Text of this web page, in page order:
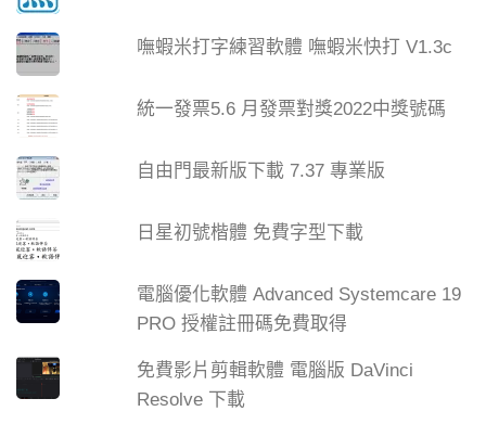
嘸蝦米打字練習軟體 嘸蝦米快打 V1.3c
統一發票5.6 月發票對獎2022中獎號碼
自由門最新版下載 7.37 專業版
日星初號楷體 免費字型下載
電腦優化軟體 Advanced Systemcare 19
PRO 授權註冊碼免費取得
免費影片剪輯軟體 電腦版 DaVinci
Resolve 下載